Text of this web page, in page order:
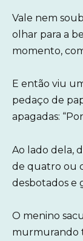
Vale nem
olhar para a
momento,
E então viu
pedaço de
apagadas:
Ao lado dela,
de quatro ou
desbotados e
O menino
murmurando